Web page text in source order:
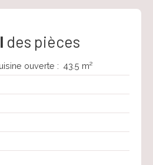
des pièces
ouverte : 43.5 m²